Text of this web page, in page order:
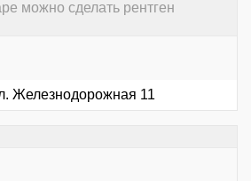
можно сделать рентген
Железнодорожная 11